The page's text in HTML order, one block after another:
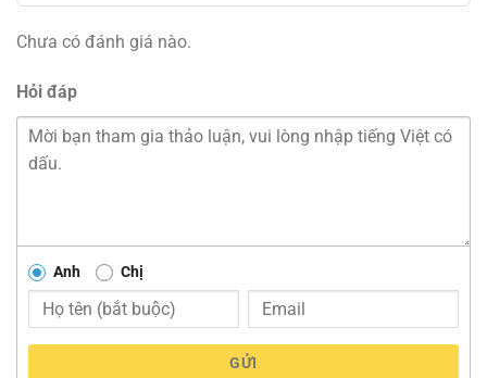
Chưa có đánh giá nào.
Hỏi đáp
Anh Chị
GỬI